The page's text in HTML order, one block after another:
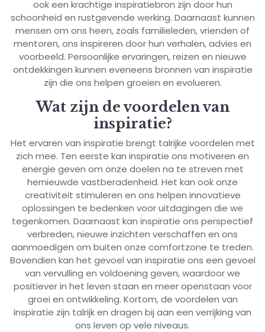
ook een krachtige inspiratiebron zijn door hun
schoonheid en rustgevende werking. Daarnaast kunnen
mensen om ons heen, zoals familieleden, vrienden of
mentoren, ons inspireren door hun verhalen, advies en
voorbeeld. Persoonlijke ervaringen, reizen en nieuwe
ontdekkingen kunnen eveneens bronnen van inspiratie
zijn die ons helpen groeien en evolueren.
Wat zijn de voordelen van
inspiratie?
Het ervaren van inspiratie brengt talrijke voordelen met
zich mee. Ten eerste kan inspiratie ons motiveren en
energie geven om onze doelen na te streven met
hernieuwde vastberadenheid. Het kan ook onze
creativiteit stimuleren en ons helpen innovatieve
oplossingen te bedenken voor uitdagingen die we
tegenkomen. Daarnaast kan inspiratie ons perspectief
verbreden, nieuwe inzichten verschaffen en ons
aanmoedigen om buiten onze comfortzone te treden.
Bovendien kan het gevoel van inspiratie ons een gevoel
van vervulling en voldoening geven, waardoor we
positiever in het leven staan en meer openstaan voor
groei en ontwikkeling. Kortom, de voordelen van
inspiratie zijn talrijk en dragen bij aan een verrijking van
ons leven op vele niveaus.